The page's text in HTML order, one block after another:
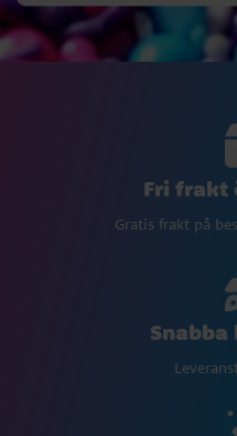
Fri frakt
Gratis frakt på
Snabba